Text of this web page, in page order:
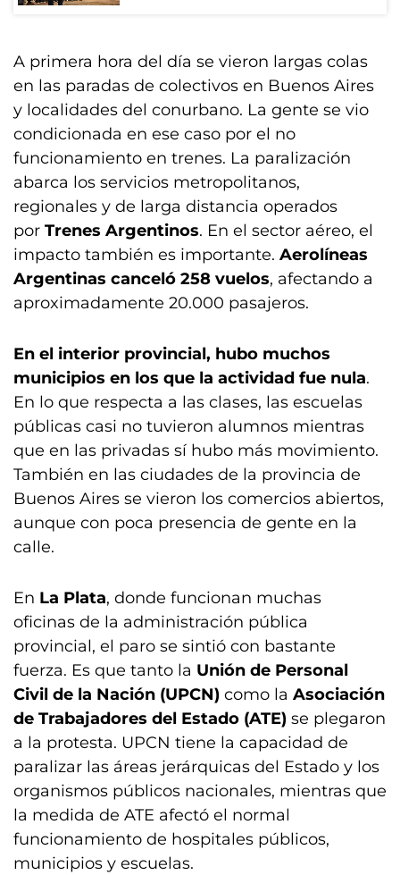
A primera hora del día se vieron largas colas
en las paradas de colectivos en Buenos Aires
y localidades del conurbano. La gente se vio
condicionada en ese caso por el no
funcionamiento en trenes. La paralización
abarca los servicios metropolitanos,
regionales y de larga distancia operados
por Trenes Argentinos. En el sector aéreo, el
impacto también es importante. Aerolíneas
Argentinas canceló 258 vuelos, afectando a
aproximadamente 20.000 pasajeros.
En el interior provincial, hubo muchos
municipios en los que la actividad fue nula.
En lo que respecta a las clases, las escuelas
públicas casi no tuvieron alumnos mientras
que en las privadas sí hubo más movimiento.
También en las ciudades de la provincia de
Buenos Aires se vieron los comercios abiertos,
aunque con poca presencia de gente en la
calle.
En La Plata, donde funcionan muchas
oficinas de la administración pública
provincial, el paro se sintió con bastante
fuerza. Es que tanto la Unión de Personal
Civil de la Nación (UPCN) como la Asociación
de Trabajadores del Estado (ATE) se plegaron
a la protesta. UPCN tiene la capacidad de
paralizar las áreas jerárquicas del Estado y los
organismos públicos nacionales, mientras que
la medida de ATE afectó el normal
funcionamiento de hospitales públicos,
municipios y escuelas.